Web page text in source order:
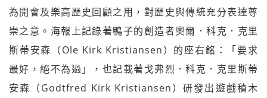
為開會及樂高歷史回顧之用，對歷史與傳統充分表達尊
崇之意。海報上記錄著鴨子的創造者奧爾．科克．克里
斯蒂安森（Ole Kirk Kristiansen）的座右銘：「要求
最好，絕不為過」，也記載著戈弗烈．科克．克里斯蒂
安森（Godtfred Kirk Kristiansen）研發出遊戲積木